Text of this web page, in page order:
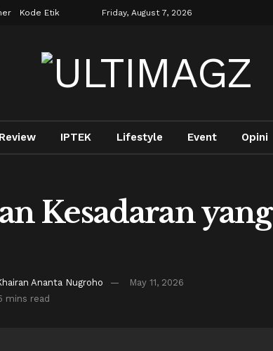
Kode Etik Friday, August 7, 2026
Review IPTEK Lifestyle Event Opini
Kesadaran yang
Ananta Nugroho
May 11, 2026
mins read